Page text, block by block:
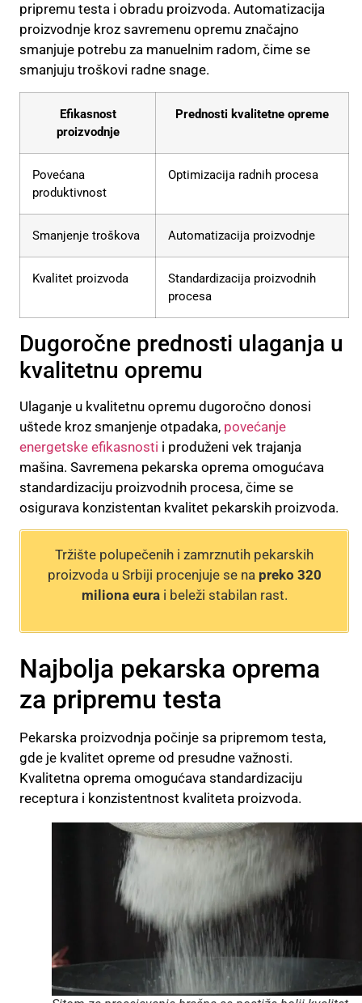
pripremu testa i obradu proizvoda. Automatizacija
proizvodnje kroz savremenu opremu značajno
smanjuje potrebu za manuelnim radom, čime se
smanjuju troškovi radne snage.
Efikasnost
proizvodnje
Prednosti kvalitetne opreme
Povećana
produktivnost
Optimizacija radnih procesa
Smanjenje troškova Automatizacija proizvodnje
Kvalitet proizvoda
Standardizacija proizvodnih
procesa
Dugoročne prednosti ulaganja u
kvalitetnu opremu
Ulaganje u kvalitetnu opremu dugoročno donosi
uštede kroz smanjenje otpadaka, povećanje
energetske efikasnosti i produženi vek trajanja
mašina. Savremena pekarska oprema omogućava
standardizaciju proizvodnih procesa, čime se
osigurava konzistentan kvalitet pekarskih proizvoda.
Tržište polupečenih i zamrznutih pekarskih
proizvoda u Srbiji procenjuje se na preko 320
miliona eura i beleži stabilan rast.
Najbolja pekarska oprema
za pripremu testa
Pekarska proizvodnja počinje sa pripremom testa,
gde je kvalitet opreme od presudne važnosti.
Kvalitetna oprema omogućava standardizaciju
receptura i konzistentnost kvaliteta proizvoda.